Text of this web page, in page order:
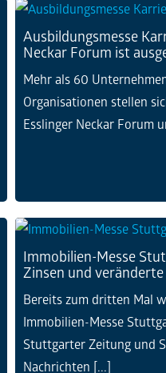
Ausbildungsmesse
Neckar Forum ist
Mehr als 60
Organisationen stellen
Esslinger Neckar Forum
Immobilien-Messe
Zinsen und
Bereits zum dritten Mal
Immobilien-Messe
Stuttgarter Zeitung und
Nachrichten [...]